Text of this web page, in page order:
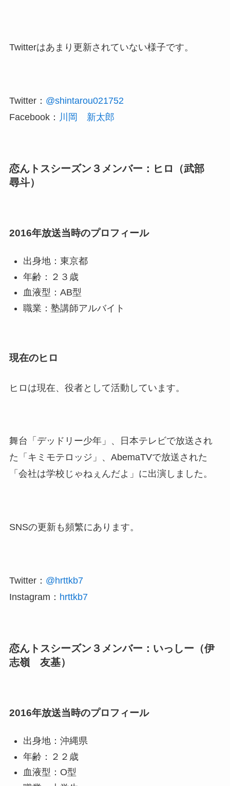
Twitterはあまり更新されていない様子です。
Twitter： @shintarou021752
Facebook： 川岡 新太郎
恋んトスシーズン３メンバー：ヒロ（武部
尋斗）
2016年放送当時のプロフィール
出身地：東京都
年齢：２３歳
血液型：AB型
職業：塾講師アルバイト
現在のヒロ
ヒロは現在、役者として活動しています。
舞台「デッドリー少年」、日本テレビで放送され
た「キミモテロッジ」、AbemaTVで放送された
「会社は学校じゃねぇんだよ」に出演しました。
SNSの更新も頻繁にあります。
Twitter： @hrttkb7
Instagram： hrttkb7
恋んトスシーズン３メンバー：いっしー（伊
志嶺 友基）
2016年放送当時のプロフィール
出身地：沖縄県
年齢：２２歳
血液型：O型